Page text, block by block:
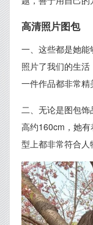
高清照片图包
一、这些都是她
照片了我们的生
一件作品都非常精
二、无论是图包
高约160cm，她
型上都非常符合人